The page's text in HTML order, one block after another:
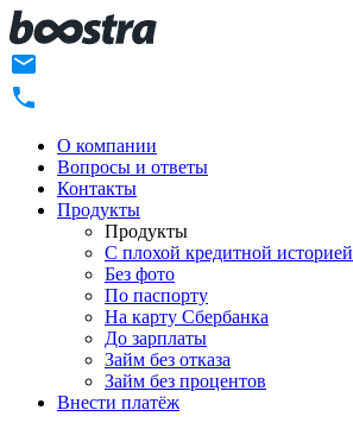
О компании
Вопросы и ответы
Контакты
Продукты
Продукты
C плохой кредитной историей
Без фото
По паспорту
На карту Сбербанка
До зарплаты
Займ без отказа
Займ без процентов
Внести платёж